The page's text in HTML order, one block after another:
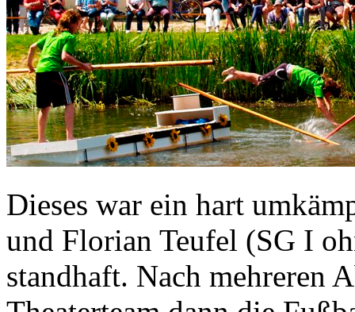
Dieses war ein hart
und Florian Teufel (SG I
standhaft. Nach mehreren